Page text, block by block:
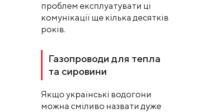
проблем експлуатувати ці
комунікації ще кілька десятків
років.
Газопроводи для тепла
та сировини
Якщо українські водогони
можна сміливо назвати дуже